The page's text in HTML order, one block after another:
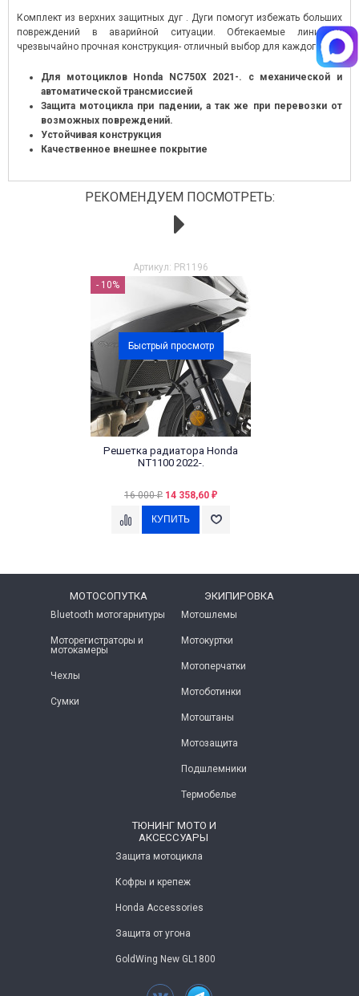
далее→
Читать далее→
Комплект из верхних защитных дуг . Дуги помогут избежать больших
повреждений в аварийной ситуации. Обтекаемые линии и
чрезвычайно прочная конструкция- отличный выбор для каждого.
Для мотоциклов Honda NC750X 2021-. с механической и
автоматической трансмиссией
Защита мотоцикла при падении, а так же при перевозки от
возможных повреждений.
Устойчивая конструкция
Качественное внешнее покрытие
РЕКОМЕНДУЕМ ПОСМОТРЕТЬ:
Артикул: PR1196
- 10%
Быстрый просмотр
Решетка радиатора Honda
NT1100 2022-.
16 000₽ 14 358,60 ₽
МОТОСОПУТКА
Bluetooth мотогарнитуры
Моторегистраторы и
мотокамеры
Чехлы
Сумки
ЭКИПИРОВКА
Мотошлемы
Мотокуртки
Мотоперчатки
Мотоботинки
Мотоштаны
Мотозащита
Подшлемники
Термобелье
ТЮНИНГ МОТО И
АКСЕССУАРЫ
Защита мотоцикла
Кофры и крепеж
Honda Accessories
Защита от угона
GoldWing New GL1800